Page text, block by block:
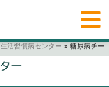
生活習慣病センター » 糖尿病チー